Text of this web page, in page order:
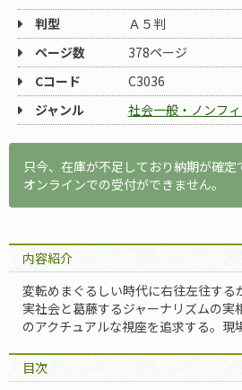
判型
Ａ５判
ページ数
378ページ
Cコード
C3036
ジャンル
社会一般・ノンフ
只今、在庫が不足しており納期が確定
オンラインでの受付ができません。
内容紹介
変転めまぐるしい時代に右往左往す
実社会と葛藤するジャーナリズムの
のアクチュアルな視座を追求する。
目次